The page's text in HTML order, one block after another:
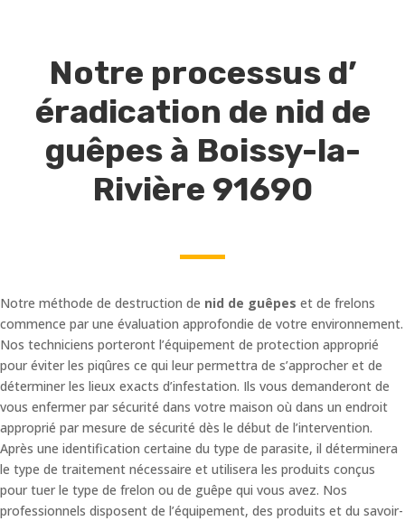
Notre processus d’
éradication de nid de
guêpes à Boissy-la-
Rivière 91690
Notre méthode de destruction de nid de guêpes et de frelons
commence par une évaluation approfondie de votre environnement.
Nos techniciens porteront l’équipement de protection approprié
pour éviter les piqûres ce qui leur permettra de s’approcher et de
déterminer les lieux exacts d’infestation. Ils vous demanderont de
vous enfermer par sécurité dans votre maison où dans un endroit
approprié par mesure de sécurité dès le début de l’intervention.
Après une identification certaine du type de parasite, il déterminera
le type de traitement nécessaire et utilisera les produits conçus
pour tuer le type de frelon ou de guêpe qui vous avez. Nos
professionnels disposent de l’équipement, des produits et du savoir-